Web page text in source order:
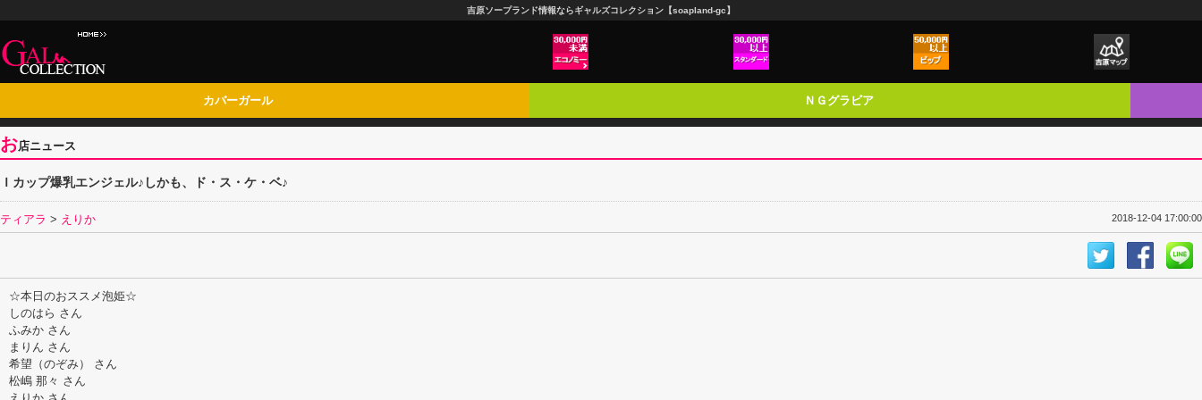
吉原ソープランド情報ならギャルズコレクション【soapland-gc】
カバーガール ＮＧグラビア
お店ニュース
Ｉカップ爆乳エンジェル♪しかも、ド・ス・ケ・ベ♪
ティアラ > えりか 2018-12-04 17:00:00
☆本日のおススメ泡姫☆
しのはら さん
ふみか さん
まりん さん
希望（のぞみ） さん
松嶋 那々 さん